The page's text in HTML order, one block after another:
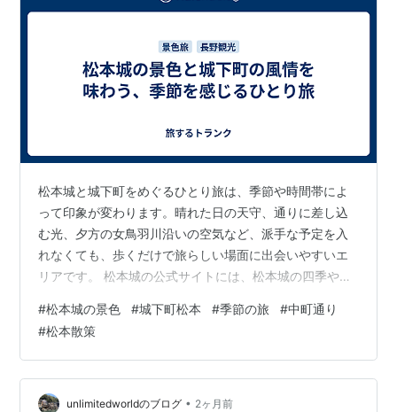
松本城と城下町をめぐるひとり旅は、季節や時間帯によ
って印象が変わります。晴れた日の天守、通りに差し込
む光、夕方の女鳥羽川沿いの空気など、派手な予定を入
れなくても、歩くだけで旅らしい場面に出会いやすいエ
リアです。 松本城の公式サイトには、松本城の四季や天
れています。訪れる時期によって、城の見え方や周囲の
雰囲気も変わるため、まずは松本城で季節の空気を感じ
るところから旅を始めると、全体の流れがゆったりしま
す。 松本城を眺める時間をつくる 景色を重視するひとり
旅では、松本城を急いで通り過ぎないことが大切です。
#松本城の景色 #城下町松本 #季節の旅 #中町通り
#松本散策
unlimitedworldのブログ • 2ヶ月前